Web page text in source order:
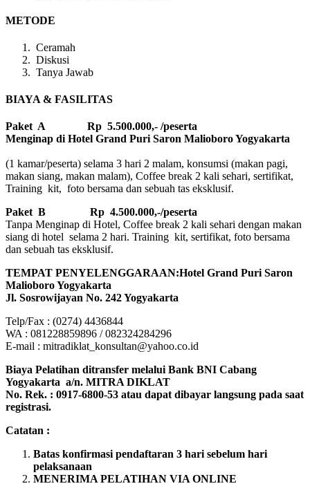
METODE
Ceramah
Diskusi
Tanya Jawab
BIAYA & FASILITAS
Paket A Rp 5.500.000,- /peserta
Menginap di Hotel Grand Puri Saron Malioboro Yogyakarta
(1 kamar/peserta) selama 3 hari 2 malam, konsumsi (makan pagi,
makan siang, makan malam), Coffee break 2 kali sehari, sertifikat,
Training kit, foto bersama dan sebuah tas eksklusif.
Paket B
Rp 4.500.000,-/peserta
Tanpa Menginap di Hotel, Coffee break 2 kali sehari dengan makan
siang di hotel selama 2 hari. Training kit, sertifikat, foto bersama
dan sebuah tas eksklusif.
TEMPAT PENYELENGGARAAN:Hotel Grand Puri Saron
Malioboro Yogyakarta
Jl. Sosrowijayan No. 242 Yogyakarta
Telp/Fax : (0274) 4436844
WA : 081228859896 / 082324284296
E-mail : mitradiklat_konsultan@yahoo.co.id
Biaya Pelatihan ditransfer melalui Bank BNI Cabang
Yogyakarta a/n. MITRA DIKLAT
No. Rek. : 0917-6800-53 atau dapat dibayar langsung pada saat
registrasi.
Catatan :
Batas konfirmasi pendaftaran 3 hari sebelum hari
pelaksanaan
MENERIMA PELATIHAN VIA ONLINE